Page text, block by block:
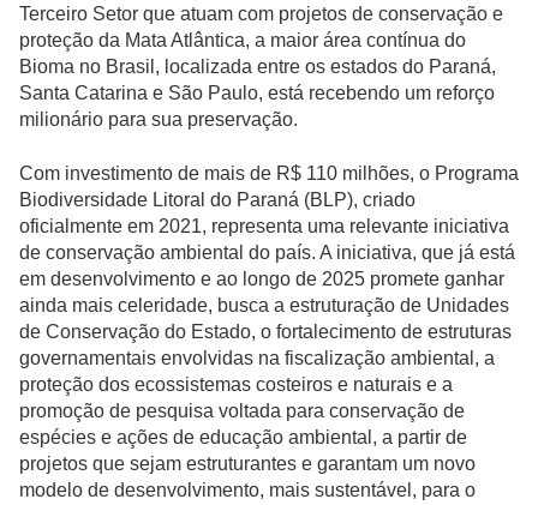
Terceiro Setor que atuam com projetos de conservação e
proteção da Mata Atlântica, a maior área contínua do
Bioma no Brasil, localizada entre os estados do Paraná,
Santa Catarina e São Paulo, está recebendo um reforço
milionário para sua preservação.
Com investimento de mais de R$ 110 milhões, o Programa
Biodiversidade Litoral do Paraná (BLP), criado
oficialmente em 2021, representa uma relevante iniciativa
de conservação ambiental do país. A iniciativa, que já está
em desenvolvimento e ao longo de 2025 promete ganhar
ainda mais celeridade, busca a estruturação de Unidades
de Conservação do Estado, o fortalecimento de estruturas
governamentais envolvidas na fiscalização ambiental, a
proteção dos ecossistemas costeiros e naturais e a
promoção de pesquisa voltada para conservação de
espécies e ações de educação ambiental, a partir de
projetos que sejam estruturantes e garantam um novo
modelo de desenvolvimento, mais sustentável, para o